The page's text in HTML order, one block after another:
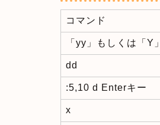
コマンド
「yy」もしくは「Y」
dd
:5,10 d Enterキー
x